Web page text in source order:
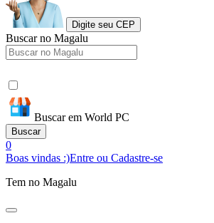
Digite seu CEP
Buscar no Magalu
Buscar em World PC
Buscar
0
Boas vindas :)Entre ou Cadastre-se
Tem no Magalu